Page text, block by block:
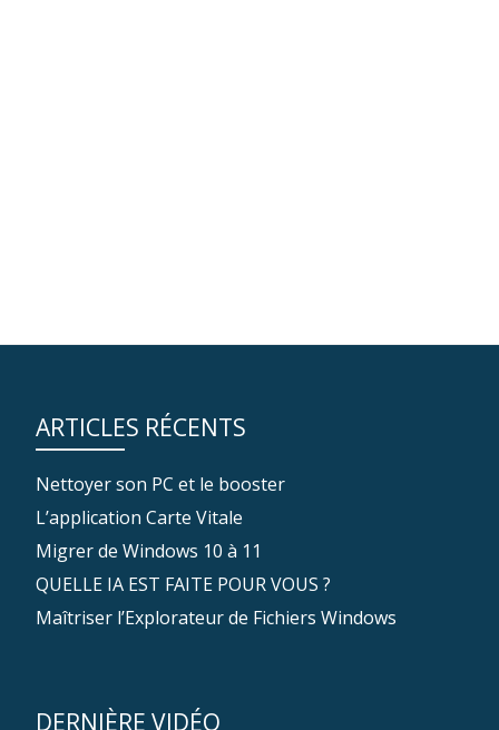
ARTICLES RÉCENTS
Nettoyer son PC et le booster
L’application Carte Vitale
Migrer de Windows 10 à 11
QUELLE IA EST FAITE POUR VOUS ?
Maîtriser l’Explorateur de Fichiers Windows
DERNIÈRE VIDÉO